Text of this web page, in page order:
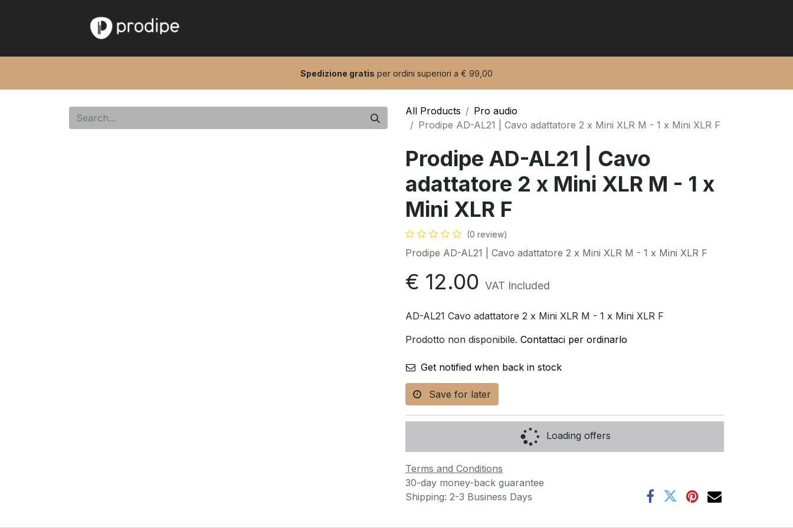
Spedizione gratis per ordini superiori a € 99,00
All Products
Pro audio
Prodipe AD-AL21 | Cavo adattatore 2 x Mini XLR M - 1 x Mini XLR F
Prodipe AD-AL21 | Cavo
adattatore 2 x Mini XLR M - 1 x
Mini XLR F
(0 review)
Prodipe AD-AL21 | Cavo adattatore 2 x Mini XLR M - 1 x Mini XLR F
€ 12.00 VAT Included
AD-AL21 Cavo adattatore 2 x Mini XLR M - 1 x Mini XLR F
Prodotto non disponibile. Contattaci per ordinarlo
Get notified when back in stock
Save for later
Loading offers
Terms and Conditions
30-day money-back guarantee
Shipping: 2-3 Business Days